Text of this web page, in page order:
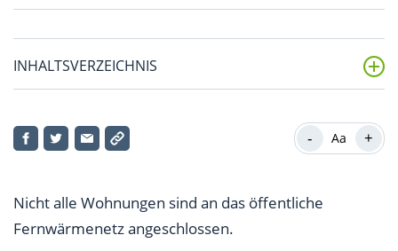
INHALTSVERZEICHNIS
Etagenheizung bietet individuelle
Erhöhter Platzbedarf der Etagenheizung
- Aa +
Nicht alle Wohnungen sind an das öffentliche
Fernwärmenetz angeschlossen.